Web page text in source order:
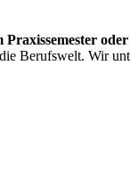
Praxissemester
Berufswelt. Wir